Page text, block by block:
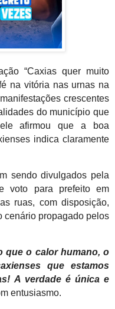
“Caxias quer muito
na vitória nas urnas na
crescentes
do município que
afirmou que a boa
indica claramente
sendo divulgados pela
voto para prefeito em
ruas, com disposição,
cenário propagado pelos
que o calor humano, o
que estamos
A verdade é única e
entusiasmo.